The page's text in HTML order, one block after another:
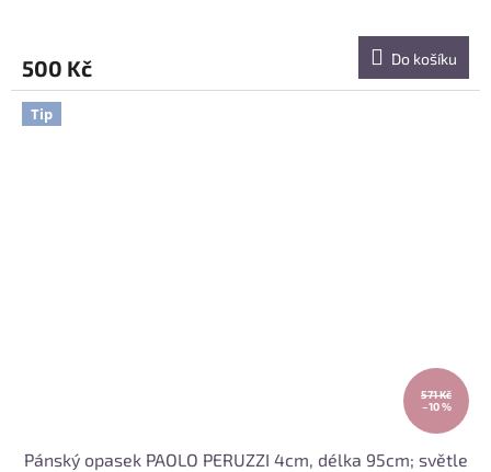
500 Kč Do košíku
Tip
571 Kč
–10 %
Pánský opasek PAOLO PERUZZI 4cm, délka 95cm; světle